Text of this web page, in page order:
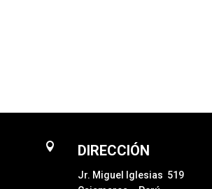
 DIRECCIÓN
Jr. Miguel Iglesias 519